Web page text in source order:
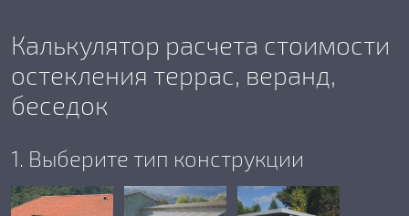
Калькулятор расчета стоимости
остекления террас, веранд,
беседок
1. Выберите тип конструкции